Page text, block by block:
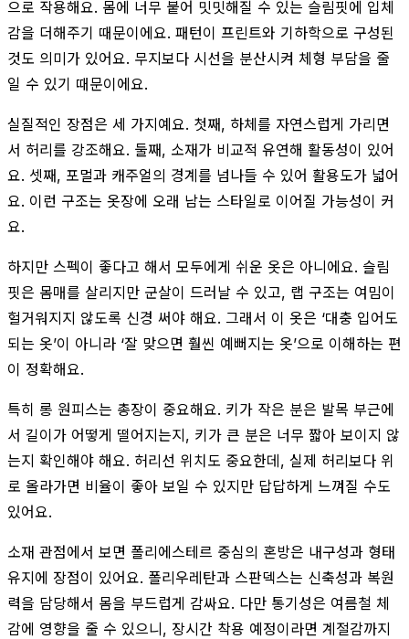
으로 작용해요. 몸에 너무 붙어 밋밋해질 수 있는 슬림핏에 입체
감을 더해주기 때문이에요. 패턴이 프린트와 기하학으로 구성된
것도 의미가 있어요. 무지보다 시선을 분산시켜 체형 부담을 줄
일 수 있기 때문이에요.
실질적인 장점은 세 가지예요. 첫째, 하체를 자연스럽게 가리면
서 허리를 강조해요. 둘째, 소재가 비교적 유연해 활동성이 있어
요. 셋째, 포멀과 캐주얼의 경계를 넘나들 수 있어 활용도가 넓어
요. 이런 구조는 옷장에 오래 남는 스타일로 이어질 가능성이 커
요.
하지만 스펙이 좋다고 해서 모두에게 쉬운 옷은 아니에요. 슬림
핏은 몸매를 살리지만 군살이 드러날 수 있고, 랩 구조는 여밈이
헐거워지지 않도록 신경 써야 해요. 그래서 이 옷은 ‘대충 입어도
되는 옷’이 아니라 ‘잘 맞으면 훨씬 예뻐지는 옷’으로 이해하는 편
이 정확해요.
특히 롱 원피스는 총장이 중요해요. 키가 작은 분은 발목 부근에
서 길이가 어떻게 떨어지는지, 키가 큰 분은 너무 짧아 보이지 않
는지 확인해야 해요. 허리선 위치도 중요한데, 실제 허리보다 위
로 올라가면 비율이 좋아 보일 수 있지만 답답하게 느껴질 수도
있어요.
소재 관점에서 보면 폴리에스테르 중심의 혼방은 내구성과 형태
유지에 장점이 있어요. 폴리우레탄과 스판덱스는 신축성과 복원
력을 담당해서 몸을 부드럽게 감싸요. 다만 통기성은 여름철 체
감에 영향을 줄 수 있으니, 장시간 착용 예정이라면 계절감까지